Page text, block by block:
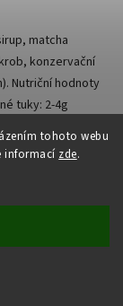
tohoto webu
informací zde.
matcha
konzervační
Nutriční hodnoty
tuky: 2-4g
0.3g